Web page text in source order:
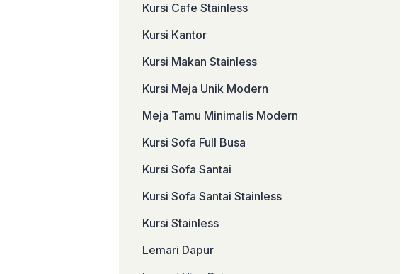
Kursi Cafe Stainless
Kursi Kantor
Kursi Makan Stainless
Kursi Meja Unik Modern
Meja Tamu Minimalis Modern
Kursi Sofa Full Busa
Kursi Sofa Santai
Kursi Sofa Santai Stainless
Kursi Stainless
Lemari Dapur